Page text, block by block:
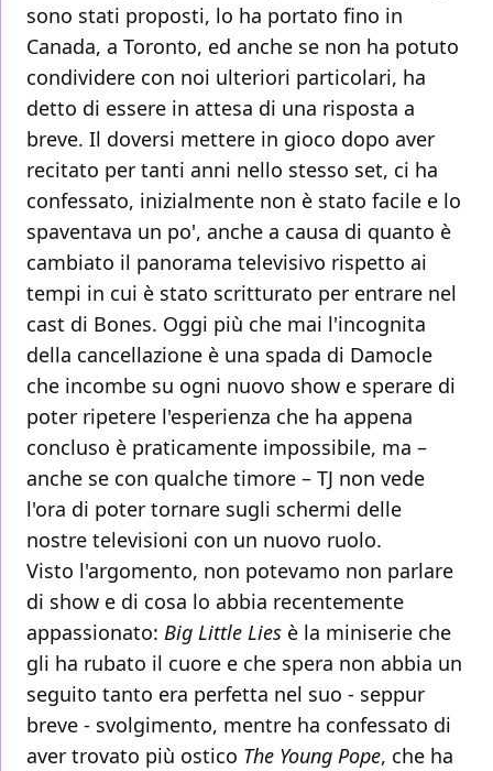
sono stati proposti, lo ha portato fino in
Canada, a Toronto, ed anche se non ha potuto
condividere con noi ulteriori particolari, ha
detto di essere in attesa di una risposta a
breve. Il doversi mettere in gioco dopo aver
recitato per tanti anni nello stesso set, ci ha
confessato, inizialmente non è stato facile e lo
spaventava un po', anche a causa di quanto è
cambiato il panorama televisivo rispetto ai
tempi in cui è stato scritturato per entrare nel
cast di Bones. Oggi più che mai l'incognita
della cancellazione è una spada di Damocle
che incombe su ogni nuovo show e sperare di
poter ripetere l'esperienza che ha appena
concluso è praticamente impossibile, ma –
anche se con qualche timore – TJ non vede
l'ora di poter tornare sugli schermi delle
nostre televisioni con un nuovo ruolo.
Visto l'argomento, non potevamo non parlare
di show e di cosa lo abbia recentemente
appassionato: Big Little Lies è la miniserie che
gli ha rubato il cuore e che spera non abbia un
seguito tanto era perfetta nel suo - seppur
breve - svolgimento, mentre ha confessato di
aver trovato più ostico The Young Pope, che ha